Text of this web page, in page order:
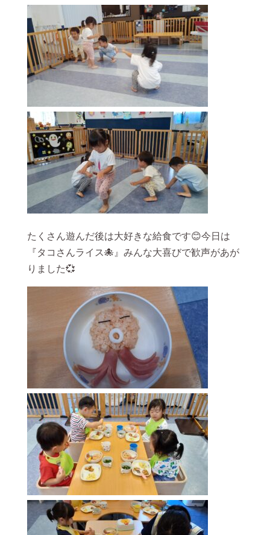
たくさん遊んだ後は大好きな給食です😊今日は
『タコさんライス🐙』みんな大喜びで歓声があが
りました💞